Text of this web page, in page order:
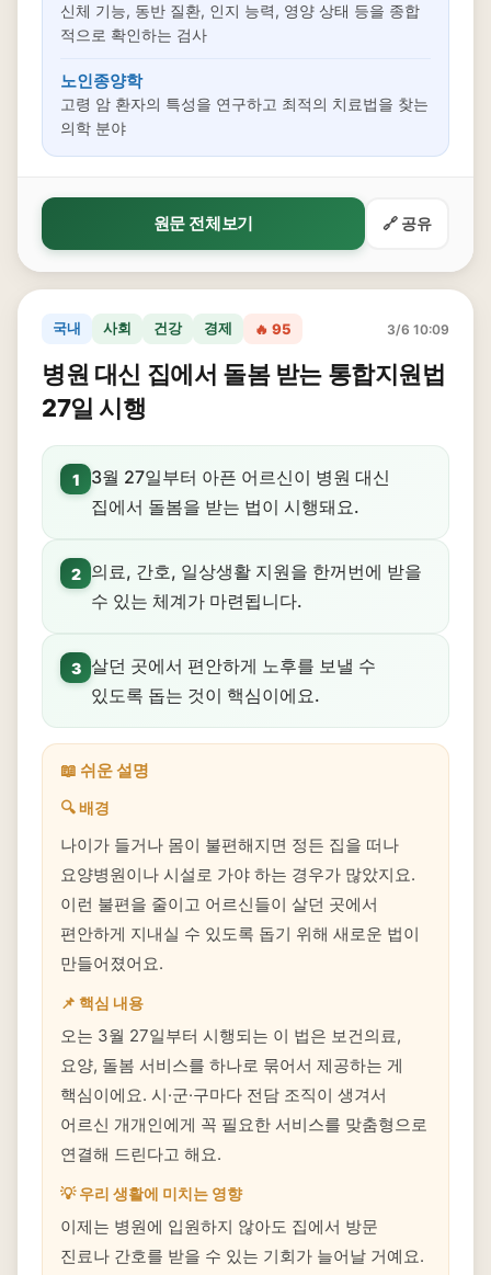
신체 기능, 동반 질환, 인지 능력, 영양 상태 등을 종합
적으로 확인하는 검사
노인종양학
고령 암 환자의 특성을 연구하고 최적의 치료법을 찾는
의학 분야
원문 전체보기 🔗 공유
국내 사회 건강 경제 🔥 95 3/6 10:09
병원 대신 집에서 돌봄 받는 통합지원법
27일 시행
1
3월 27일부터 아픈 어르신이 병원 대신
집에서 돌봄을 받는 법이 시행돼요.
2
의료, 간호, 일상생활 지원을 한꺼번에 받을
수 있는 체계가 마련됩니다.
3 살던 곳에서 편안하게 노후를 보낼 수
있도록 돕는 것이 핵심이에요.
📖 쉬운 설명
🔍 배경
나이가 들거나 몸이 불편해지면 정든 집을 떠나
요양병원이나 시설로 가야 하는 경우가 많았지요.
이런 불편을 줄이고 어르신들이 살던 곳에서
편안하게 지내실 수 있도록 돕기 위해 새로운 법이
만들어졌어요.
📌 핵심 내용
오는 3월 27일부터 시행되는 이 법은 보건의료,
요양, 돌봄 서비스를 하나로 묶어서 제공하는 게
핵심이에요. 시·군·구마다 전담 조직이 생겨서
어르신 개개인에게 꼭 필요한 서비스를 맞춤형으로
연결해 드린다고 해요.
💡 우리 생활에 미치는 영향
이제는 병원에 입원하지 않아도 집에서 방문
진료나 간호를 받을 수 있는 기회가 늘어날 거예요.